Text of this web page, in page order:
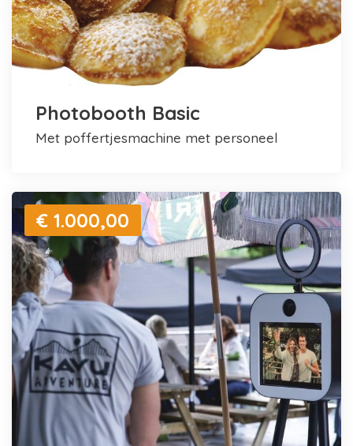
Photobooth Basic
met poffertjesmachine met personeel
€ 1.000,00